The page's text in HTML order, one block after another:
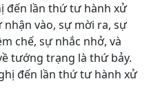
đến lần thứ tư hành xử
nhận vào, sự mời ra, sự
chế, sự nhắc nhở, và
tướng trạng là thứ bảy.
đến lần thứ tư hành xử